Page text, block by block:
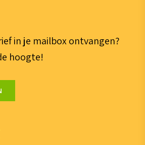
in je mailbox ontvangen?
hoogte!